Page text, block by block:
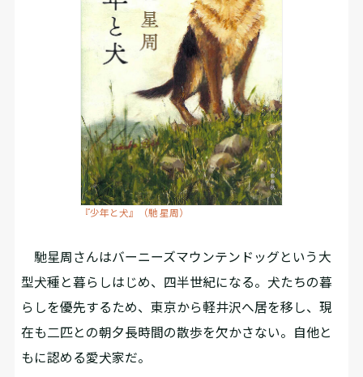
『少年と犬』（馳 星周）
馳星周さんはバーニーズマウンテンドッグという大
型犬種と暮らしはじめ、四半世紀になる。犬たちの暮
らしを優先するため、東京から軽井沢へ居を移し、現
在も二匹との朝夕長時間の散歩を欠かさない。自他と
もに認める愛犬家だ。